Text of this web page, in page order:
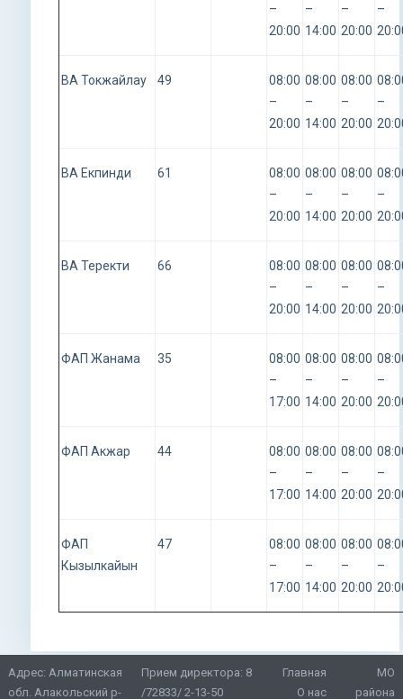
–
20:00
–
14:00
–
20:00
–
ВА Токжайлау 49
08:00
–
20:00
08:00
–
14:00
08:00
–
20:00
–
ВА Екпинди 61
08:00
–
20:00
08:00
–
14:00
08:00
–
20:00
–
ВА Теректи 66
08:00
–
20:00
08:00
–
14:00
08:00
–
20:00
–
ФАП Жанама 35
08:00
–
17:00
08:00
–
14:00
08:00
–
20:00
–
ФАП Акжар 44
08:00
–
17:00
08:00
–
14:00
08:00
–
20:00
–
ФАП
Кызылкайын
47
08:00
–
17:00
08:00
–
14:00
08:00
–
20:00
–
Адрес: Алматинская
обл. Алакольский р-
Прием директора: 8
/72833/ 2-13-50
Главная
О нас
МО
района